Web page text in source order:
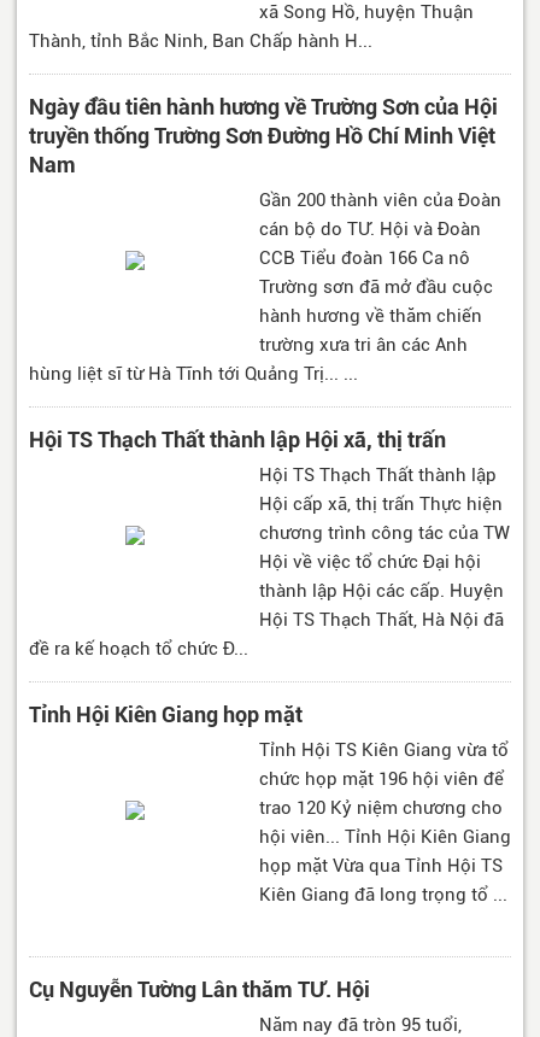
xã Song Hồ, huyện Thuận
Thành, tỉnh Bắc Ninh, Ban Chấp hành H...
Ngày đầu tiên hành hương về Trường Sơn của Hội
truyền thống Trường Sơn Đường Hồ Chí Minh Việt
Nam
Gần 200 thành viên của Đoàn
cán bộ do TƯ. Hội và Đoàn
CCB Tiểu đoàn 166 Ca nô
Trường sơn đã mở đầu cuộc
hành hương về thăm chiến
trường xưa tri ân các Anh
hùng liệt sĩ từ Hà Tĩnh tới Quảng Trị... ...
Hội TS Thạch Thất thành lập Hội xã, thị trấn
Hội TS Thạch Thất thành lập
Hội cấp xã, thị trấn Thực hiện
chương trình công tác của TW
Hội về việc tổ chức Đại hội
thành lập Hội các cấp. Huyện
Hội TS Thạch Thất, Hà Nội đã
đề ra kế hoạch tổ chức Đ...
Tỉnh Hội Kiên Giang họp mặt
Tỉnh Hội TS Kiên Giang vừa tổ
chức họp mặt 196 hội viên để
trao 120 Kỷ niệm chương cho
hội viên... Tỉnh Hội Kiên Giang
họp mặt Vừa qua Tỉnh Hội TS
Kiên Giang đã long trọng tổ ...
Cụ Nguyễn Tường Lân thăm TƯ. Hội
Năm nay đã tròn 95 tuổi,